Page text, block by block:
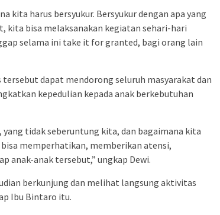
kita harus bersyukur. Bersyukur dengan apa yang
kita bisa melaksanakan kegiatan sehari-hari
selama ini take it for granted, bagi orang lain
tersebut dapat mendorong seluruh masyarakat dan
kepedulian kepada anak berkebutuhan
yang tidak seberuntung kita, dan bagaimana kita
memperhatikan, memberikan atensi,
anak-anak tersebut,” ungkap Dewi.
berkunjung dan melihat langsung aktivitas
Ibu Bintaro itu.